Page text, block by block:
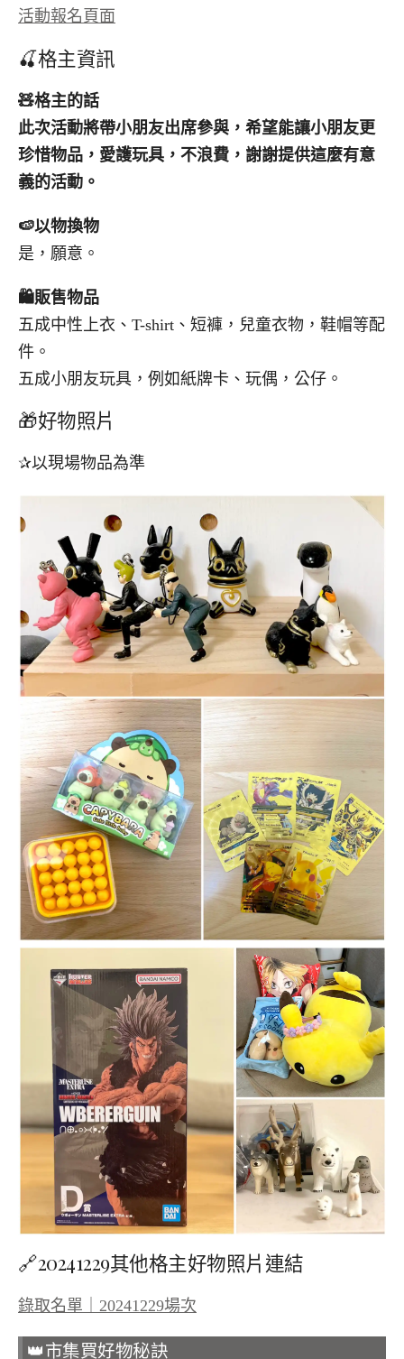
活動報名頁面
🍒格主資訊
🧸格主的話
此次活動將帶小朋友出席參與，希望能讓小朋友更
珍惜物品，愛護玩具，不浪費，謝謝提供這麼有意
義的活動。
🍉以物換物
是，願意。
🛍️販售物品
五成中性上衣、T-shirt、短褲，兒童衣物，鞋帽等配
件。
五成小朋友玩具，例如紙牌卡、玩偶，公仔。
🎁好物照片
✰以現場物品為準
🔗20241229其他格主好物照片連結
錄取名單｜20241229場次
👑市集買好物秘訣